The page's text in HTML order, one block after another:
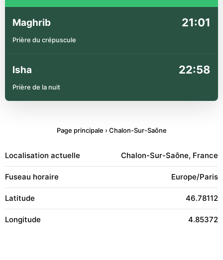
Maghrib 21:01
Prière du crépuscule
Isha 22:58
Prière de la nuit
Page principale › Chalon-Sur-Saône
Localisation actuelle Chalon-Sur-Saône, France
Fuseau horaire Europe/Paris
Latitude 46.78112
Longitude 4.85372